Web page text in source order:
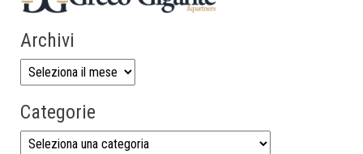
Archivi
Categorie